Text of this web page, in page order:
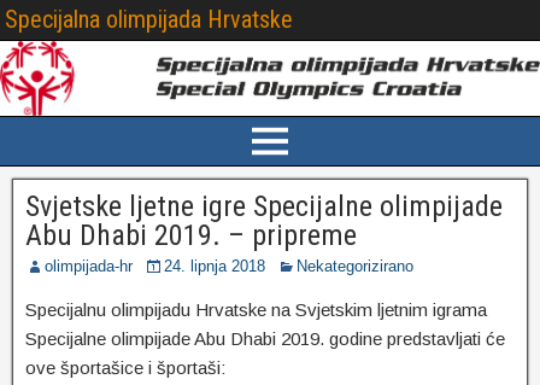
Specijalna olimpijada Hrvatske
Svjetske ljetne igre Specijalne olimpijade
Abu Dhabi 2019. – pripreme
olimpijada-hr 24. lipnja 2018 Nekategorizirano
Specijalnu olimpijadu Hrvatske na Svjetskim ljetnim igrama
Specijalne olimpijade Abu Dhabi 2019. godine predstavljati će
ove športašice i športaši: